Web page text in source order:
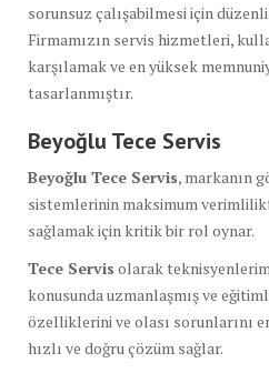
sorunsuz çalışabilmesi için
Firmamızın servis hizmetleri,
karşılamak ve en yüksek
tasarlanmıştır.
Beyoğlu Tece Servis
Beyoğlu Tece Servis, markanın
sistemlerinin maksimum
sağlamak için kritik bir rol oynar.
Tece Servis olarak
konusunda uzmanlaşmış ve
özelliklerini ve olası sorunlarını
hızlı ve doğru çözüm sağlar.